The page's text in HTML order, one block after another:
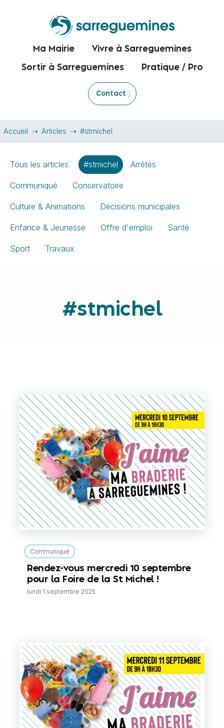
Ma Mairie Vivre à Sarreguemines
Sortir à Sarreguemines Pratique / Pro
Contact
Accueil Articles #stmichel
Tous les articles #stmichel Arrêtés
Communiqué Conservatoire
Culture & Animations Décisions municipales
Enfance & Jeunesse Offre d'emploi Santé
Sport Travaux
#stmichel
Communiqué
Rendez-vous mercredi 10 septembre
pour la Foire de la St Michel !
lundi 1 septembre 2025